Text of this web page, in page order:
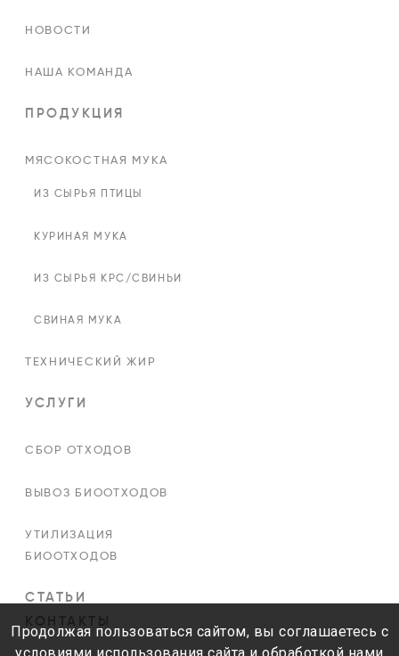
НОВОСТИ
НАША КОМАНДА
ПРОДУКЦИЯ
МЯСОКОСТНАЯ МУКА
ИЗ СЫРЬЯ ПТИЦЫ
КУРИНАЯ МУКА
ИЗ СЫРЬЯ КРС/СВИНЬИ
СВИНАЯ МУКА
ТЕХНИЧЕСКИЙ ЖИР
УСЛУГИ
СБОР ОТХОДОВ
ВЫВОЗ БИООТХОДОВ
УТИЛИЗАЦИЯ
БИООТХОДОВ
СТАТЬИ
Продолжая пользоваться сайтом, вы соглашаетесь с